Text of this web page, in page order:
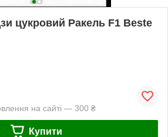
цукровий Ракель F1 Beste
на сайті — 300 ₴
Купити